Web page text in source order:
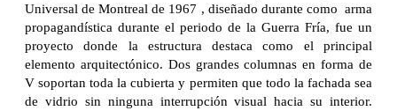
Universal de Montreal de 1967 , diseñado durante como arma
propagandística durante el periodo de la Guerra Fría, fue un
proyecto donde la estructura destaca como el principal
elemento arquitectónico. Dos grandes columnas en forma de
V soportan toda la cubierta y permiten que todo la fachada sea
de vidrio sin ninguna interrupción visual hacia su interior.